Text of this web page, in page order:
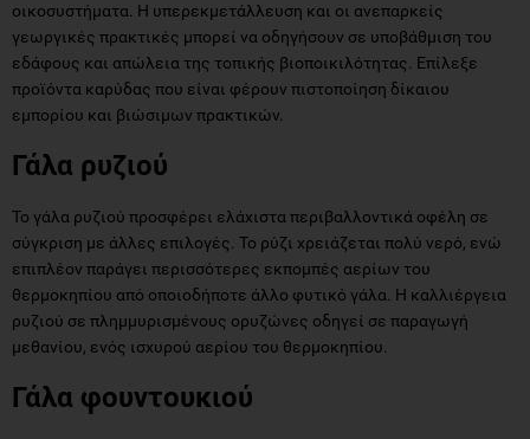
προϊόντα καρύδας που είναι φέρουν πιστοποίηση δίκαιου
εμπορίου και βιώσιμων πρακτικών.
Γάλα ρυζιού
σύγκριση με άλλες επιλογές. Το ρύζι χρειάζεται πολύ νερό, ενώ
θερμοκηπίου από οποιοδήποτε άλλο φυτικό γάλα. Η καλλιέργεια
ρυζιού σε πλημμυρισμένους ορυζώνες οδηγεί σε παραγωγή
μεθανίου, ενός ισχυρού αερίου του θερμοκηπίου.
Γάλα φουντουκιού
νοστιμιά ενός ροφήματος ξηρού καρπού, αλλά χωρίς τις